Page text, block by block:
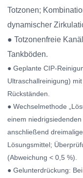
Totzonen;
dynamischer
● Totzonenfreie
Tankböden.
● Geplante CIP-
Ultraschallreinigung)
Rückständen.
● Wechselmethode
einem
anschließend
Lösungsmittel;
(Abweichung < 0,5 %).
● Gelunterdrückung: